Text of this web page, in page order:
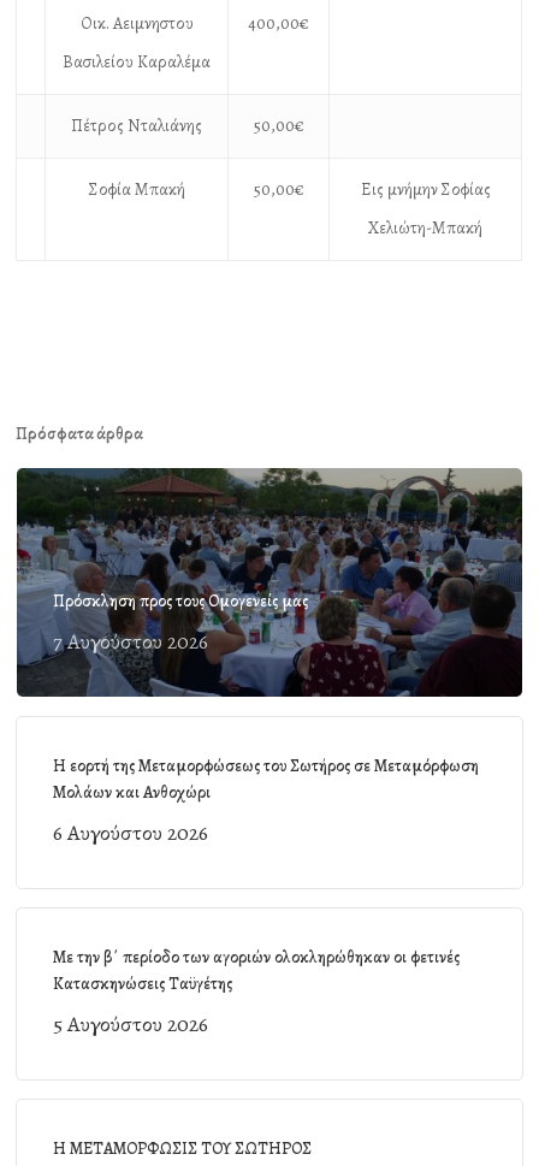
Οικ. Αειμνηστου
Βασιλείου Καραλέμα
400,00€
Πέτρος Νταλιάνης 50,00€
Σοφία Μπακή 50,00€
Εις μνήμην Σοφίας
Χελιώτη-Μπακή
Πρόσφατα άρθρα
Πρόσκληση προς τους Ομογενείς μας
7 Αυγούστου 2026
Η εορτή της Μεταμορφώσεως του Σωτήρος σε Μεταμόρφωση
Μολάων και Ανθοχώρι
6 Αυγούστου 2026
Με την β΄ περίοδο των αγοριών ολοκληρώθηκαν οι φετινές
Κατασκηνώσεις Ταϋγέτης
5 Αυγούστου 2026
Η ΜΕΤΑΜΟΡΦΩΣΙΣ ΤΟΥ ΣΩΤΗΡΟΣ